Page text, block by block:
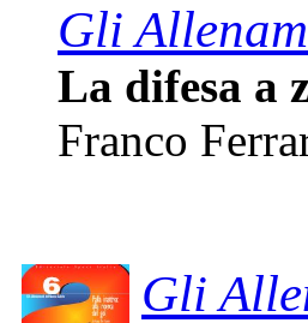
Gli
La difesa a
Franco
Gli